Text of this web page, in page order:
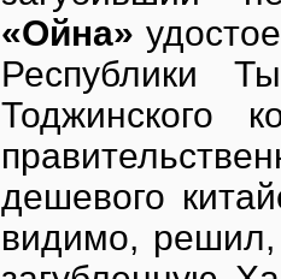
«Ойна»
Республики
Тоджинского
дешевого
видимо, решил,